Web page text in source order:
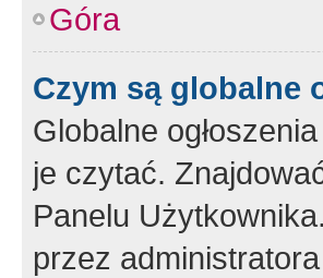
Góra
Czym są globalne
Globalne
je czytać.
Panelu
przez